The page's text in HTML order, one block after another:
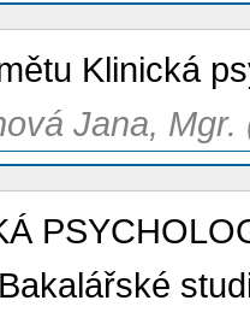
Klinická
Jana, Mgr.